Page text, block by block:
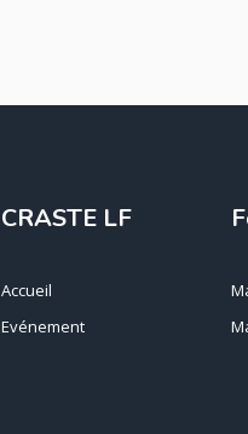
CRASTE LF
Accueil
Evénement